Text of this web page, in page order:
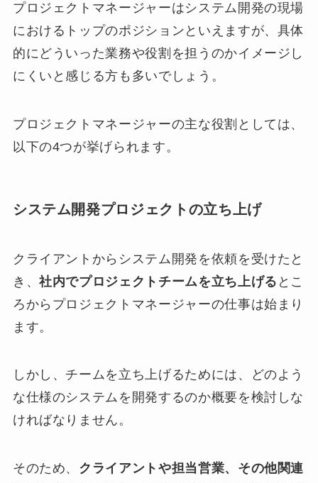
プロジェクトマネージャーはシステム開発の現場
におけるトップのポジションといえますが、具体
的にどういった業務や役割を担うのかイメージし
にくいと感じる方も多いでしょう。
プロジェクトマネージャーの主な役割としては、
以下の4つが挙げられます。
システム開発プロジェクトの立ち上げ
クライアントからシステム開発を依頼を受けたと
き、社内でプロジェクトチームを立ち上げる とこ
ろからプロジェクトマネージャーの仕事は始まり
ます。
しかし、チームを立ち上げるためには、どのよう
な仕様のシステムを開発するのか概要を検討しな
ければなりません。
そのため、 クライアントや担当営業、その他関連